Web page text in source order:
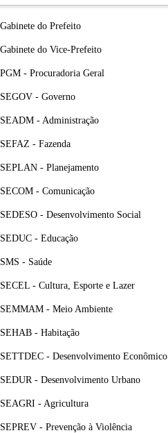
Gabinete do Prefeito
Gabinete do Vice-Prefeito
PGM - Procuradoria Geral
SEGOV - Governo
SEADM - Administração
SEFAZ - Fazenda
SEPLAN - Planejamento
SECOM - Comunicação
SEDESO - Desenvolvimento Social
SEDUC - Educação
SMS - Saúde
SECEL - Cultura, Esporte e Lazer
SEMMAM - Meio Ambiente
SEHAB - Habitação
SETTDEC - Desenvolvimento Econômico
SEDUR - Desenvolvimento Urbano
SEAGRI - Agricultura
SEPREV - Prevenção à Violência